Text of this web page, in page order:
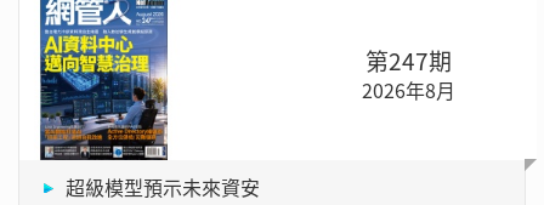
第247期
2026年8月
超級模型預示未來資安